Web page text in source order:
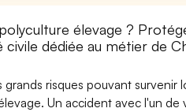
élevage ?
civile dédiée au métier de
risques pouvant survenir
Un accident avec l'un